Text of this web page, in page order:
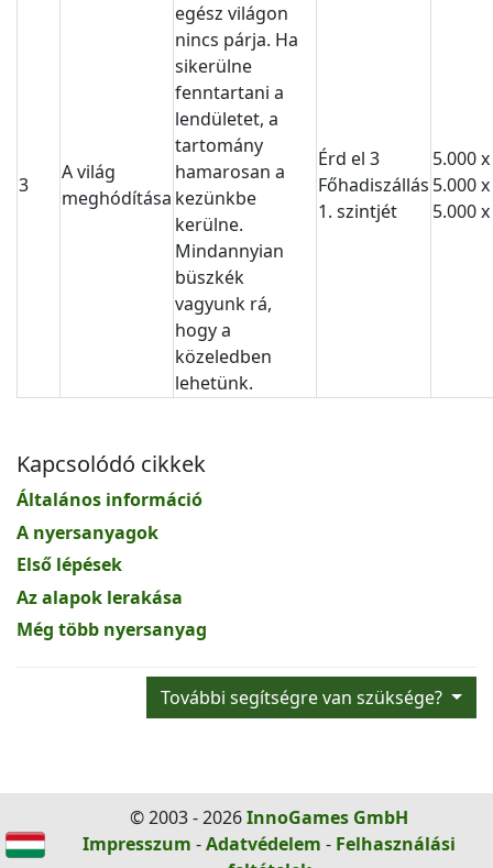
3
A világ
meghódítása
egész világon
nincs párja. Ha
sikerülne
fenntartani a
lendületet, a
tartomány
hamarosan a
kezünkbe
kerülne.
Mindannyian
büszkék
vagyunk rá,
hogy a
közeledben
lehetünk.
Érd el 3
Főhadiszállás
1. szintjét
5.000 x
5.000
5.000
Kapcsolódó cikkek
Általános információ
A nyersanyagok
Első lépések
Az alapok lerakása
Még több nyersanyag
További segítségre van szüksége?
© 2003 - 2026InnoGames GmbH
Impresszum -Adatvédelem - Felhasználási